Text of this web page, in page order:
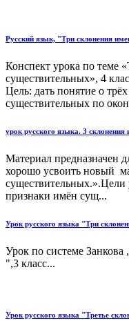
Русский язык, "Три склонения
Конспект урока по теме
существительных», 4
Цель: дать понятие о
существительных по
урок русского языка. 3
Материал предназначен
хорошо усвоить новый
существительных.».Цели
признаки имён сущ...
Урок русского языка "Три
Урок по системе
",3 класс...
Урок русского языка "Третье